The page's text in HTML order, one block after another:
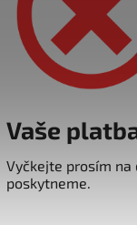
Vaše
Vyčkejte prosím
poskytneme.